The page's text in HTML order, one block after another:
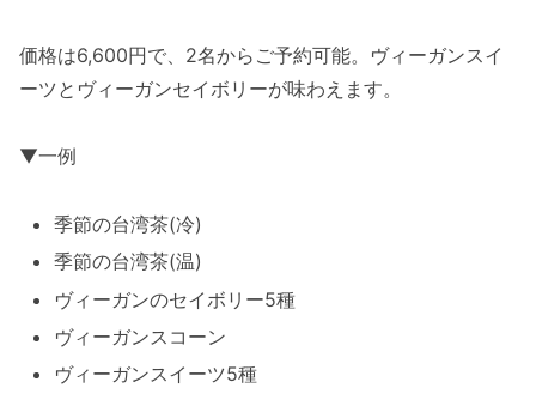
価格は6,600円で、2名からご予約可能。ヴィーガンスイ
ーツとヴィーガンセイボリーが味わえます。
▼一例
季節の台湾茶(冷)
季節の台湾茶(温)
ヴィーガンのセイボリー5種
ヴィーガンスコーン
ヴィーガンスイーツ5種